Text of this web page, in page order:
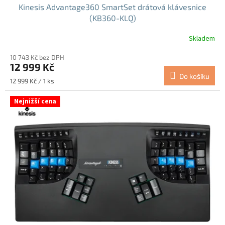
Kinesis Advantage360 SmartSet drátová klávesnice
(KB360-KLQ)
produktu
je
5,0
5
hvězdiček.
Skladem
10 743 Kč bez DPH
12 999 Kč
Měrná
cena:
12 999 Kč / 1 ks
Do košíku
Nejnižší cena